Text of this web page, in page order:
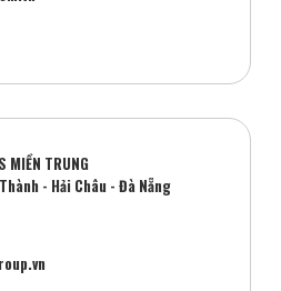
MIỀN TRUNG
- Hải Châu - Đà Nẵng